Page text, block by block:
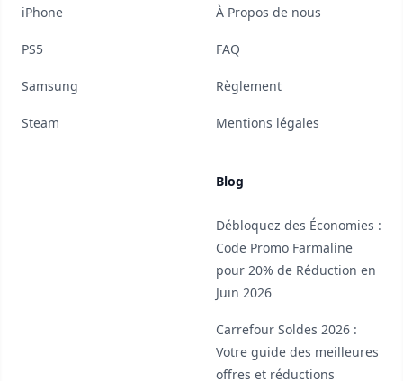
iPhone
PS5
Samsung
Steam
À Propos de nous
FAQ
Règlement
Mentions légales
Blog
Débloquez des Économies :
Code Promo Farmaline
pour 20% de Réduction en
Juin 2026
Carrefour Soldes 2026 :
Votre guide des meilleures
offres et réductions